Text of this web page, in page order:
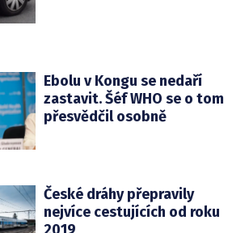
Ebolu v Kongu se nedaří
zastavit. Šéf WHO se o tom
přesvědčil osobně
České dráhy přepravily
nejvíce cestujících od roku